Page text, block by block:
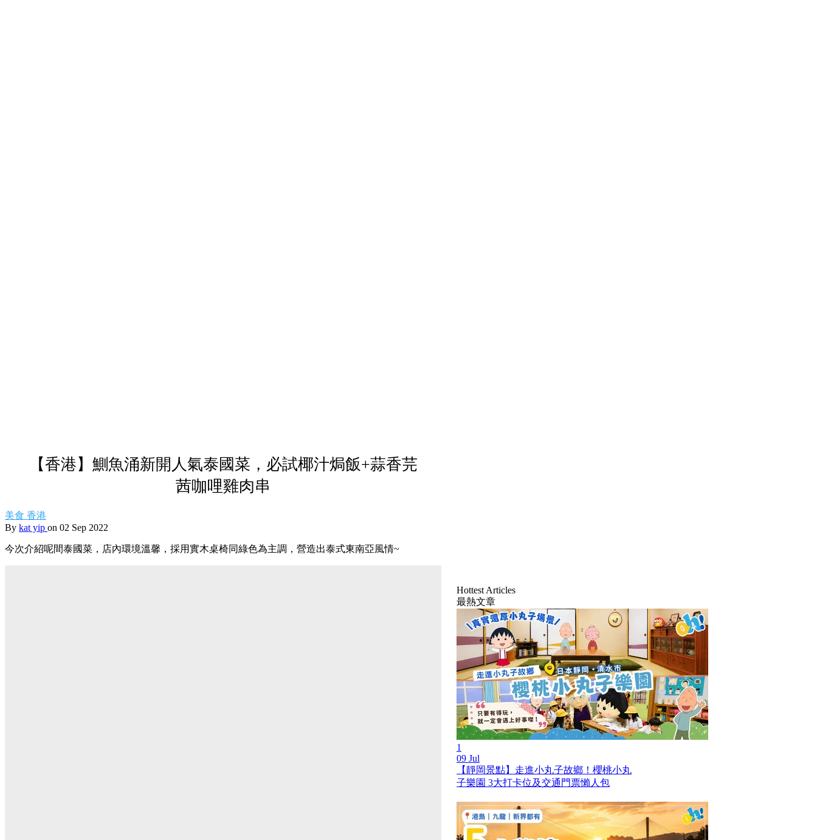
【香港】鰂魚涌新開人氣泰國菜，必試椰汁焗飯+蒜香芫
茜咖哩雞肉串
美食 香港
By kat yip on 02 Sep 2022
今次介紹呢間泰國菜，店內環境溫馨，採用實木桌椅同綠色為主調，營造出泰式東南亞風情~
Hottest Articles
最熱文章
1
09 Jul
【靜岡景點】走進小丸子故鄉！櫻桃小丸
子樂園 3大打卡位及交通門票懶人包